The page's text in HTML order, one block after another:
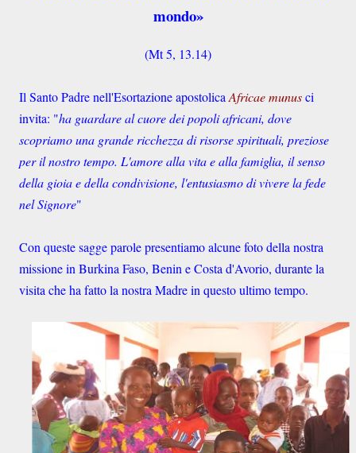
mondo»
(Mt 5, 13.14)
Il Santo Padre nell'Esortazione apostolica Africae munusci
invita: "ha guardare al cuore dei popoli africani, dove
scopriamo una grande ricchezza di risorse spirituali, preziose
per il nostro tempo. L'amore alla vita e alla famiglia, il senso
della gioia e della condivisione, l'entusiasmo di vivere la fede
nel Signore"
Con queste sagge parole presentiamo alcune foto della nostra
missionein Burkina Faso, Benin e Costa d'Avorio, durante la
visita che ha fatto la nostra Madre in questo ultimo tempo.